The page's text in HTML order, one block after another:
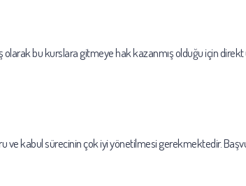
olarak bu kurslara gitmeye hak kazanmış olduğu için
ve kabul sürecinin çok iyi yönetilmesi gerekmektedir.